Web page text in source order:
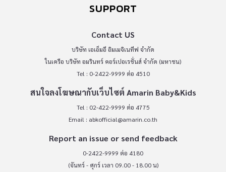
SUPPORT
Contact US
บริษัท เอเอ็มอี อิมเมจิเนทีฟ จำกัด
ในเครือ บริษัท อมรินทร์ คอร์เปอเรชั่นส์ จำกัด (มหาชน)
Tel : 0-2422-9999 ต่อ 4510
สนใจลงโฆษณากับเว็บไซต์ Amarin Baby&Kids
Tel : 02-422-9999 ต่อ 4775
Email : abkofficial@amarin.co.th
Report an issue or send feedback
0-2422-9999 ต่อ 4180
(จันทร์ - ศุกร์ เวลา 09.00 - 18.00 น)